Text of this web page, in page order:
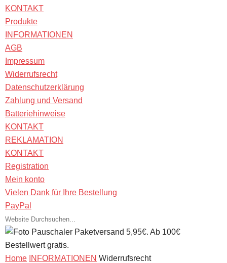
KONTAKT
Produkte
INFORMATIONEN
AGB
Impressum
Widerrufsrecht
Datenschutzerklärung
Zahlung und Versand
Batteriehinweise
KONTAKT
REKLAMATION
KONTAKT
Registration
Mein konto
Vielen Dank für Ihre Bestellung
PayPal
Pauschaler Paketversand 5,95€. Ab 100€
Bestellwert gratis.
Home INFORMATIONEN Widerrufsrecht